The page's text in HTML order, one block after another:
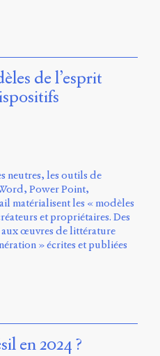
de l’esprit
neutres, les outils de
Power Point,
matérialisent les « modèles
et propriétaires. Des
œuvres de littérature
» écrites et publiées
en 2024 ?